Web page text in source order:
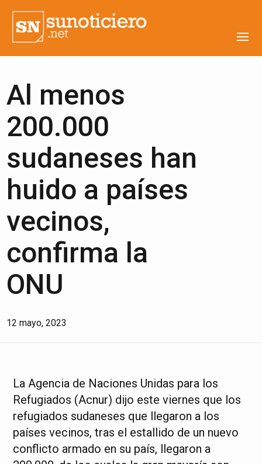
Al menos
200.000
sudaneses han
huido a países
vecinos,
confirma la
ONU
12 mayo, 2023
La Agencia de Naciones Unidas para los
Refugiados (Acnur) dijo este viernes que los
refugiados sudaneses que llegaron a los
países vecinos, tras el estallido de un nuevo
conflicto armado en su país, llegaron a